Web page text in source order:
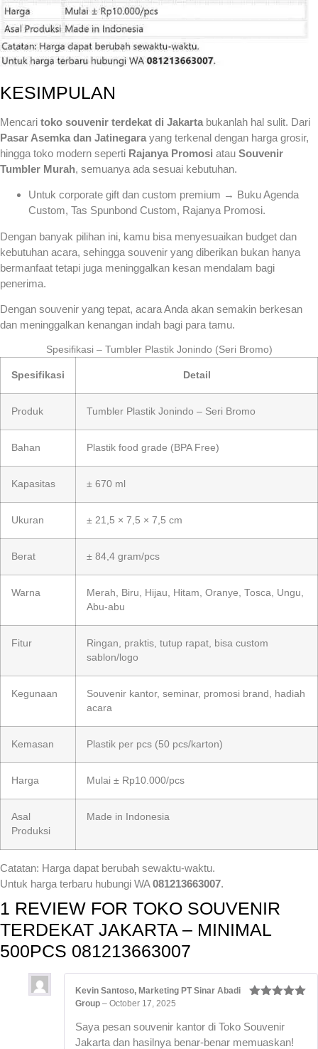
KESIMPULAN
Mencari toko souvenir terdekat di Jakarta bukanlah hal sulit. Dari
Pasar Asemka dan Jatinegara yang terkenal dengan harga grosir,
hingga toko modern seperti Rajanya Promosi atau Souvenir
Tumbler Murah, semuanya ada sesuai kebutuhan.
Untuk corporate gift dan custom premium → Buku Agenda
Custom, Tas Spunbond Custom, Rajanya Promosi.
Dengan banyak pilihan ini, kamu bisa menyesuaikan budget dan
kebutuhan acara, sehingga souvenir yang diberikan bukan hanya
bermanfaat tetapi juga meninggalkan kesan mendalam bagi
penerima.
Dengan souvenir yang tepat, acara Anda akan semakin berkesan
dan meninggalkan kenangan indah bagi para tamu.
Spesifikasi – Tumbler Plastik Jonindo (Seri Bromo)
Spesifikasi Detail
Produk Tumbler Plastik Jonindo – Seri Bromo
Bahan Plastik food grade (BPA Free)
Kapasitas ± 670 ml
Ukuran ± 21,5 × 7,5 × 7,5 cm
Berat ± 84,4 gram/pcs
Warna
Merah, Biru, Hijau, Hitam, Oranye, Tosca, Ungu,
Abu-abu
Fitur
Ringan, praktis, tutup rapat, bisa custom
sablon/logo
Kegunaan
Souvenir kantor, seminar, promosi brand, hadiah
acara
Kemasan Plastik per pcs (50 pcs/karton)
Harga Mulai ± Rp10.000/pcs
Asal
Produksi
Made in Indonesia
Catatan: Harga dapat berubah sewaktu-waktu.
Untuk harga terbaru hubungi WA081213663007.
1 REVIEW FOR TOKO SOUVENIR
TERDEKAT JAKARTA – MINIMAL
500PCS 081213663007
Kevin Santoso, Marketing PT Sinar Abadi
Group – October 17, 2025
Saya pesan souvenir kantor di Toko Souvenir
Jakarta dan hasilnya benar-benar memuaskan!